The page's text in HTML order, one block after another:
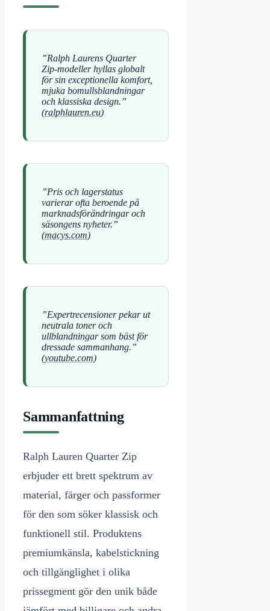
”Ralph Laurens Quarter
Zip-modeller hyllas globalt
för sin exceptionella komfort,
mjuka bomullsblandningar
och klassiska design.”
(ralphlauren.eu)
”Pris och lagerstatus
varierar ofta beroende på
marknadsförändringar och
säsongens nyheter.”
(macys.com)
”Expertrecensioner pekar ut
neutrala toner och
ullblandningar som bäst för
dressade sammanhang.”
(youtube.com)
Sammanfattning
Ralph Lauren Quarter Zip
erbjuder ett brett spektrum av
material, färger och passformer
för den som söker klassisk och
funktionell stil. Produktens
premiumkänsla, kabelstickning
och tillgänglighet i olika
prissegment gör den unik både